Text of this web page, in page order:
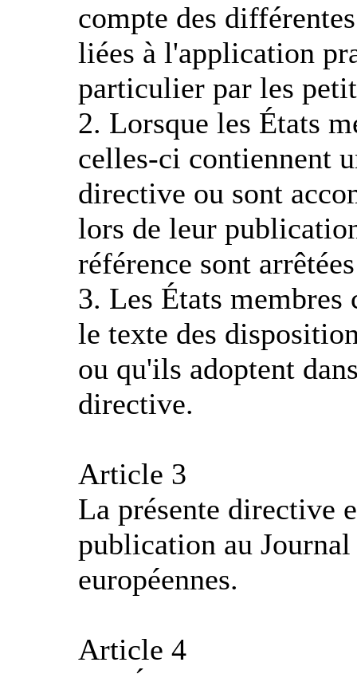
compte des
liées à l'application
particulier par les
2. Lorsque les États
celles-ci contiennent
directive ou sont
lors de leur
référence sont
3. Les États
le texte des
ou qu'ils adoptent
directive.
Article 3
La présente directive
publication au
européennes.
Article 4